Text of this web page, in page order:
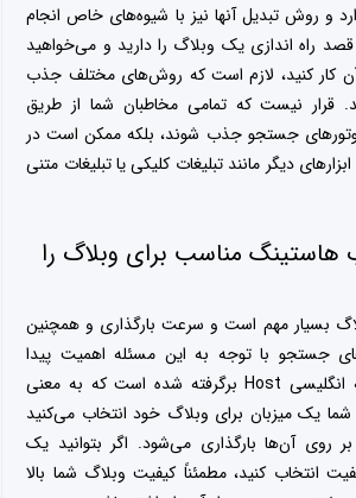
و روش تبدیل آنها نیز با شیوه‌های خاص انجام
راه اندازی یک وبلاگ را دارید و می‌خواهید
کار کنید، لازم است که روش‌های مختلف جذب
قرار نیست که تمامی مخاطبان شما از طریق
جستجو جذب شوند، بلکه ممکن است در
دیگر مانند تبلیغات کلیکی یا تبلیغات متنی
هاستینگ مناسب برای وبلاگ را
بسیار مهم است و سرعت بارگذاری و همچنین
جستجو با توجه به این مسئله اهمیت پیدا
Hostبرگرفته شده است که به معنی
یک میزبان برای وبلاگ خود انتخاب می‌کنید
روی آن‌ها بارگذاری می‌شود. اگر بتوانید یک‌
انتخاب کنید، مطمئناً کیفیت وبلاگ شما بالا